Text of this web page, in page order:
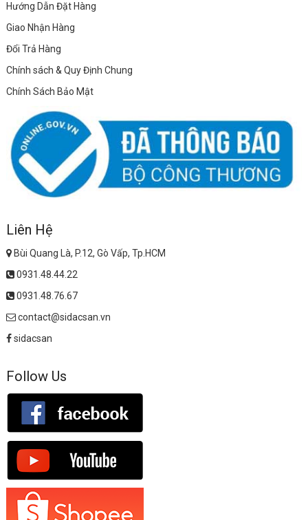
Hướng Dẫn Đặt Hàng
Giao Nhận Hàng
Đổi Trả Hàng
Chính sách & Quy Định Chung
Chính Sách Bảo Mật
Liên Hệ
Bùi Quang Là, P.12, Gò Vấp, Tp.HCM
0931.48.44.22
0931.48.76.67
contact@sidacsan.vn
sidacsan
Follow Us